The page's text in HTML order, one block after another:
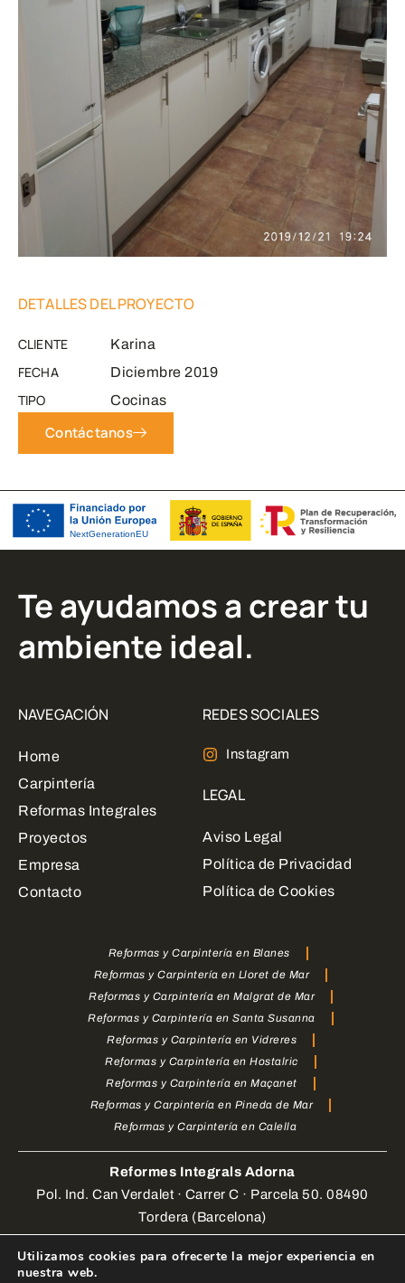
DETALLES DEL PROYECTO
CLIENTE Karina
FECHA Diciembre 2019
TIPO Cocinas
Contáctanos
Te ayudamos a crear tu
ambiente ideal.
NAVEGACIÓN
Home
Carpintería
Reformas Integrales
Proyectos
Empresa
Contacto
REDES SOCIALES
Instagram
LEGAL
Aviso Legal
Política de Privacidad
Política de Cookies
Reformas y Carpintería en Blanes
Reformas y Carpintería en Lloret de Mar
Reformas y Carpintería en Malgrat de Mar
Reformas y Carpintería en Santa Susanna
Reformas y Carpintería en Vidreres
Reformas y Carpintería en Hostalric
Reformas y Carpintería en Maçanet
Reformas y Carpintería en Pineda de Mar
Reformas y Carpintería en Calella
Reformes Integrals Adorna
Pol. Ind. Can Verdalet · Carrer C · Parcela 50. 08490
Tordera (Barcelona)
Web Design byenrigomez Studio. Todos los derechos
Utilizamos cookies para ofrecerte la mejor experiencia en
nuestra web.